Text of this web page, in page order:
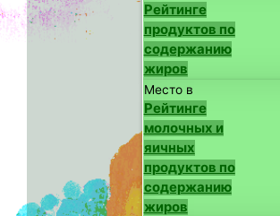
Рейтинге
продуктов по
содержанию
жиров
Место в
Рейтинге
молочных и
яичных
продуктов по
содержанию
жиров